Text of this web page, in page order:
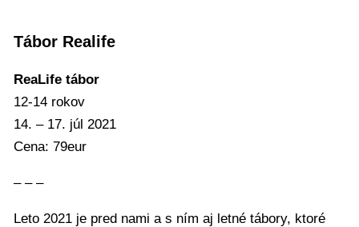
Tábor Realife
ReaLife tábor
12-14 rokov
14. – 17. júl 2021
Cena: 79eur
– – –
Leto 2021 je pred nami a s ním aj letné tábory, ktoré